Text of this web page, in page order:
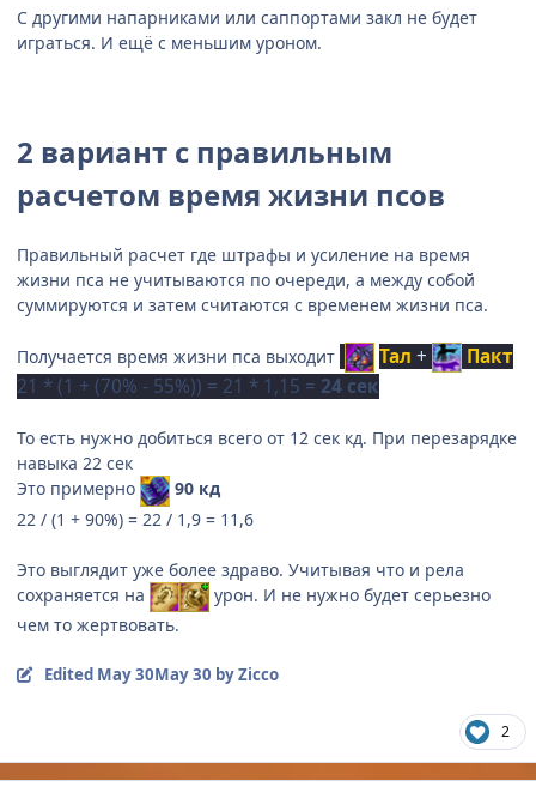
С другими напарниками или саппортами закл не будет
играться. И ещё с меньшим уроном.
2 вариант с правильным
расчетом время жизни псов
Правильный расчет где штрафы и усиление на время
жизни пса не учитываются по очереди, а между собой
суммируются и затем считаются с временем жизни пса.
Получается время жизни пса выходит Тал +
Пакт
21 * (1 + (70% - 55%)) = 21 * 1,15 = 24 сек
То есть нужно добиться всего от 12 сек кд. При перезарядке
навыка 22 сек
Это примерно
90 кд
22 / (1 + 90%) = 22 / 1,9 = 11,6
Это выглядит уже более здраво. Учитывая что и рела
сохраняется на
урон. И не нужно будет серьезно
чем то жертвовать.
Edited May 30May 30 by Zicco
2